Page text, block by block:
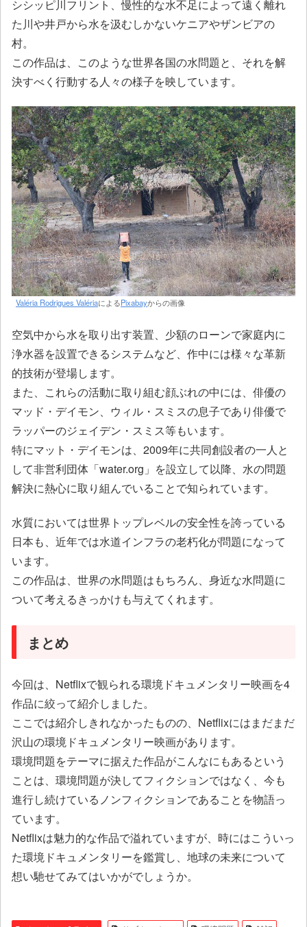
シシッピ川フリント、慢性的な水不足によって遠く離れ
た川や井戸から水を汲むしかないケニアやザンビアの
村。
この作品は、このような世界各国の水問題と、それを解
決すべく行動する人々の様子を映しています。
Valéria Rodrigues ValériaによるPixabayからの画像
空気中から水を取り出す装置、少額のローンで家庭内に
浄水器を設置できるシステムなど、作中には様々な革新
的技術が登場します。
また、これらの活動に取り組む顔ぶれの中には、俳優の
マッド・デイモン、ウィル・スミスの息子であり俳優で
ラッパーのジェイデン・スミス等もいます。
特にマット・デイモンは、2009年に共同創設者の一人と
して非営利団体「water.org」を設立して以降、水の問題
解決に熱心に取り組んでいることで知られています。
水質においては世界トップレベルの安全性を誇っている
日本も、近年では水道インフラの老朽化が問題になって
います。
この作品は、世界の水問題はもちろん、身近な水問題に
ついて考えるきっかけも与えてくれます。
まとめ
今回は、Netflixで観られる環境ドキュメンタリー映画を4
作品に絞って紹介しました。
ここでは紹介しきれなかったものの、Netflixにはまだまだ
沢山の環境ドキュメンタリー映画があります。
環境問題をテーマに据えた作品がこんなにもあるという
ことは、環境問題が決してフィクションではなく、今も
進行し続けているノンフィクションであることを物語っ
ています。
Netflixは魅力的な作品で溢れていますが、時にはこういっ
た環境ドキュメンタリーを鑑賞し、地球の未来について
想い馳せてみてはいかがでしょうか。